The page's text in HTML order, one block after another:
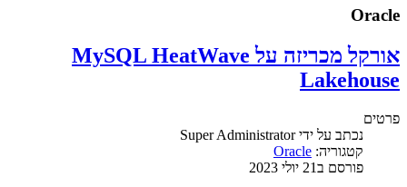
Oracle
אורקל מכריזה על MySQL HeatWave
Lakehouse
פרטים
נכתב על ידיSuper Administrator
קטגוריה: Oracle
פורסם ב21 יולי 2023